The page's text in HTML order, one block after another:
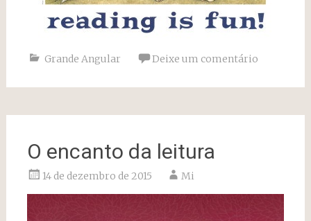
Grande Angular Deixe um comentário
O encanto da leitura
14 de dezembro de 2015 Mi